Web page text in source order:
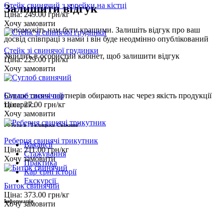
Стейк свинячий з корейки на кістці
Ціна:249.00 грн/кг
Хочу замовити
Стейк зі свинячої грудинки
Ціна:229.00 грн/кг
Хочу замовити
Суглоб свинячий
Ціна:27.00 грн/кг
Хочу замовити
Реберця свинячі трикутник
Ціна: 211.00 грн/кг
Хочу замовити
Биток свинячий
Ціна: 373.00 грн/кг
Хочу замовити
Залишити відгук
Допоможіть нам бути кращими. Залишіть відгук про ваш
досвід співпраці з нами і він буде неодмінно опублікований
Увійдітьв особистий кабінет, щоб залишити відгук
Більше тисячі партнерів обирають нас через якість продукції
та сервіс.
Робота в "Галицька Свіжина"
Вакансії
Стажування
Практика
Карʼєрні історії
Екскурсії
Інформація